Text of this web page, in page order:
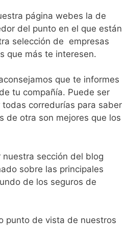
página webes la de
del punto en el que están
selección de empresas
que más te interesen.
que te informes
tu compañía. Puede ser
corredurías para saber
de otra son mejores que los
sección del blog
sobre las principales
de los seguros de
punto de vista de nuestros